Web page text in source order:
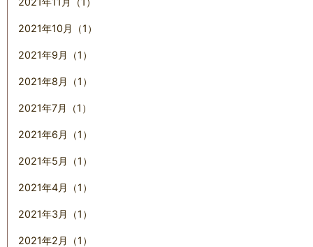
2021年10月（1）
2021年9月（1）
2021年8月（1）
2021年7月（1）
2021年6月（1）
2021年5月（1）
2021年4月（1）
2021年3月（1）
2021年2月（1）